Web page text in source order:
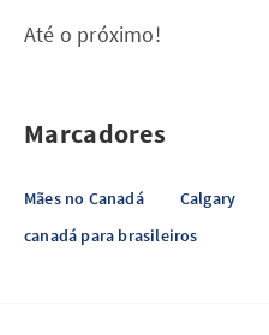
Até o próximo!
Marcadores
Mães no Canadá Calgary
canadá para brasileiros